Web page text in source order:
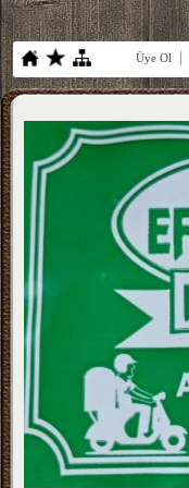
Üye Ol